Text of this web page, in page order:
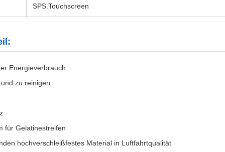
SPS.Touchscreen
Energieverbrauch
zu reinigen
für Gelatinestreifen
hochverschleißfestes Material in Luftfahrtqualität